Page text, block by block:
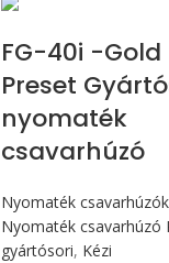
FG-40i -Gold
Preset
nyomaték
csavarhúzó
Nyomaték csavarhúzók
Nyomaték csavarhúzó
gyártósori, Kézi